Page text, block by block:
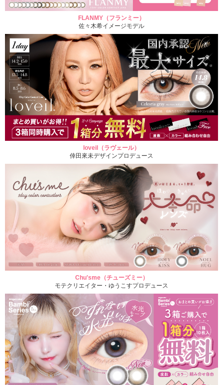
FLANMY（フランミー）
佐々木希イメージモデル
loveil（ラヴェール）
倖田來未デザインプロデュース
Chu'sme（チューズミー）
モテクリエイター・ゆうこすプロデュース